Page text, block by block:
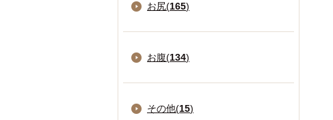
お尻(165)
お腹(134)
その他(15)